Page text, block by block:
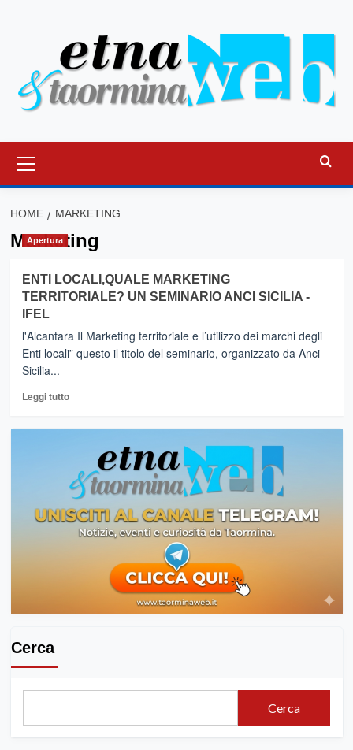
principale
HOME MARKETING
Marketing
Apertura
ENTI LOCALI,QUALE MARKETING
TERRITORIALE? UN SEMINARIO ANCI SICILIA -
IFEL
l'Alcantara Il Marketing territoriale e l’utilizzo dei marchi degli
Enti locali” questo il titolo del seminario, organizzato da Anci
Sicilia...
Leggi tuttoLeggi
LOCALI,QUALE
MARKETING
TERRITORIALE?
UN
SEMINARIO
Cerca
Cerca